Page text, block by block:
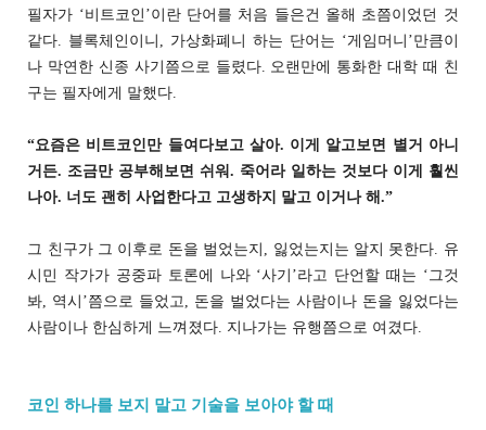
필자가 ‘비트코인’이란 단어를 처음 들은건 올해 초쯤이었던 것
같다. 블록체인이니, 가상화폐니 하는 단어는 ‘게임머니’만큼이
나 막연한 신종 사기쯤으로 들렸다. 오랜만에 통화한 대학 때 친
구는 필자에게 말했다.
“요즘은 비트코인만 들여다보고 살아. 이게 알고보면 별거 아니
거든. 조금만 공부해보면 쉬워. 죽어라 일하는 것보다 이게 훨씬
나아. 너도 괜히 사업한다고 고생하지 말고 이거나 해.”
그 친구가 그 이후로 돈을 벌었는지, 잃었는지는 알지 못한다. 유
시민 작가가 공중파 토론에 나와 ‘사기’라고 단언할 때는 ‘그것
봐, 역시’쯤으로 들었고, 돈을 벌었다는 사람이나 돈을 잃었다는
사람이나 한심하게 느껴졌다. 지나가는 유행쯤으로 여겼다.
코인 하나를 보지 말고 기술을 보아야 할 때